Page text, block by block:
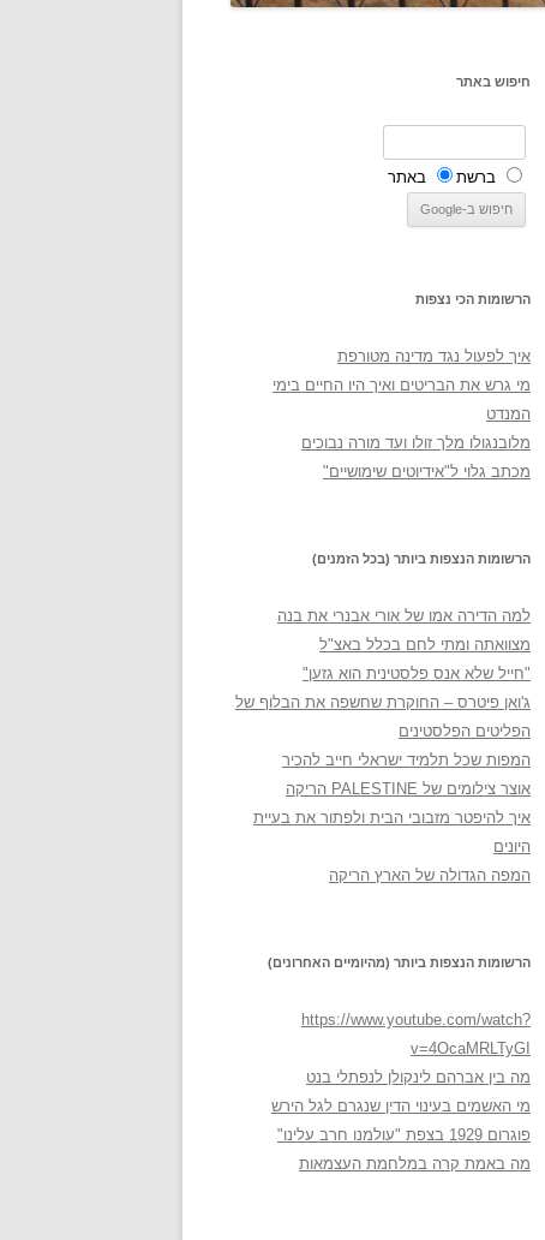
חיפוש באתר
ברשת באתר
הרשומות הכי נצפות
איך לפעול נגד מדינה מטורפת
מי גרש את הבריטים ואיך היו החיים בימי
המנדט
מלובנגולו מלך זולו ועד מורה נבוכים
מכתב גלוי ל"אידיוטים שימושיים"
הרשומות הנצפות ביותר (בכל הזמנים)
למה הדירה אמו של אורי אבנרי את בנה
מצוואתה ומתי לחם בכלל באצ"ל
"חייל שלא אנס פלסטינית הוא גזען"
ג'ואן פיטרס – החוקרת שחשפה את הבלוף של
הפליטים הפלסטינים
המפות שכל תלמיד ישראלי חייב להכיר
אוצר צילומים של PALESTINE הריקה
איך להיפטר מזבובי הבית ולפתור את בעיית
היונים
המפה הגדולה של הארץ הריקה
הרשומות הנצפות ביותר (מהיומיים האחרונים)
https://www.youtube.com/watch?
v=4OcaMRLTyGI
מה בין אברהם לינקולן לנפתלי בנט
מי האשמים בעינוי הדין שנגרם לגל הירש
פוגרום 1929 בצפת "עולמנו חרב עלינו"
מה באמת קרה במלחמת העצמאות